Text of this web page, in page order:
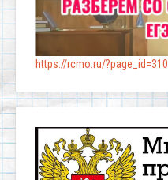
https://rcmo.ru/?page_id=310